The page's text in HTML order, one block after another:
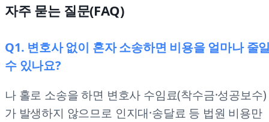
자주 묻는 질문(FAQ)
Q1. 변호사 없이 혼자 소송하면 비용을 얼마나 줄
수 있나요?
나 홀로 소송을 하면 변호사 수임료(착수금·성공보수)
가 발생하지 않으므로 인지대·송달료 등 법원 비용만